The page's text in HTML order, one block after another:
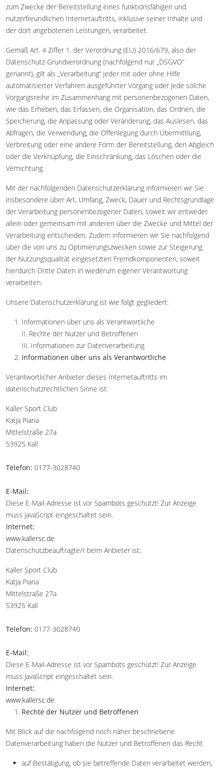
zum Zwecke der Bereitstellung eines funktionsfähigen und
nutzerfreundlichen Internetauftritts, inklusive seiner Inhalte und
der dort angebotenen Leistungen, verarbeitet.
Gemäß Art. 4 Ziffer 1. der Verordnung (EU) 2016/679, also der
Datenschutz-Grundverordnung (nachfolgend nur „DSGVO“
genannt), gilt als „Verarbeitung“ jeder mit oder ohne Hilfe
automatisierter Verfahren ausgeführter Vorgang oder jede solche
Vorgangsreihe im Zusammenhang mit personenbezogenen Daten,
wie das Erheben, das Erfassen, die Organisation, das Ordnen, die
Speicherung, die Anpassung oder Veränderung, das Auslesen, das
Abfragen, die Verwendung, die Offenlegung durch Übermittlung,
Verbreitung oder eine andere Form der Bereitstellung, den Abgleich
oder die Verknüpfung, die Einschränkung, das Löschen oder die
Vernichtung.
Mit der nachfolgenden Datenschutzerklärung informieren wir Sie
insbesondere über Art, Umfang, Zweck, Dauer und Rechtsgrundlage
der Verarbeitung personenbezogener Daten, soweit wir entweder
allein oder gemeinsam mit anderen über die Zwecke und Mittel der
Verarbeitung entscheiden. Zudem informieren wir Sie nachfolgend
über die von uns zu Optimierungszwecken sowie zur Steigerung
der Nutzungsqualität eingesetzten Fremdkomponenten, soweit
hierdurch Dritte Daten in wiederum eigener Verantwortung
verarbeiten.
Unsere Datenschutzerklärung ist wie folgt gegliedert:
Informationen über uns als Verantwortliche
II. Rechte der Nutzer und Betroffenen
III. Informationen zur Datenverarbeitung
Informationen über uns als Verantwortliche
Verantwortlicher Anbieter dieses Internetauftritts im
datenschutzrechtlichen Sinne ist:
Kaller Sport Club
Katja Piana
Mittelstraße 27a
53925 Kall
Telefon: 0177-3028740
E-Mail:
Diese E-Mail-Adresse ist vor Spambots geschützt! Zur Anzeige
muss JavaScript eingeschaltet sein.
Internet:
www.kallersc.de
Datenschutzbeauftragte/r beim Anbieter ist:
Kaller Sport Club
Katja Piana
Mittelstraße 27a
53925 Kall
Telefon: 0177-3028740
E-Mail:
Diese E-Mail-Adresse ist vor Spambots geschützt! Zur Anzeige
muss JavaScript eingeschaltet sein.
Internet:
www.kallersc.de
Rechte der Nutzer und Betroffenen
Mit Blick auf die nachfolgend noch näher beschriebene
Datenverarbeitung haben die Nutzer und Betroffenen das Recht
auf Bestätigung, ob sie betreffende Daten verarbeitet werden,